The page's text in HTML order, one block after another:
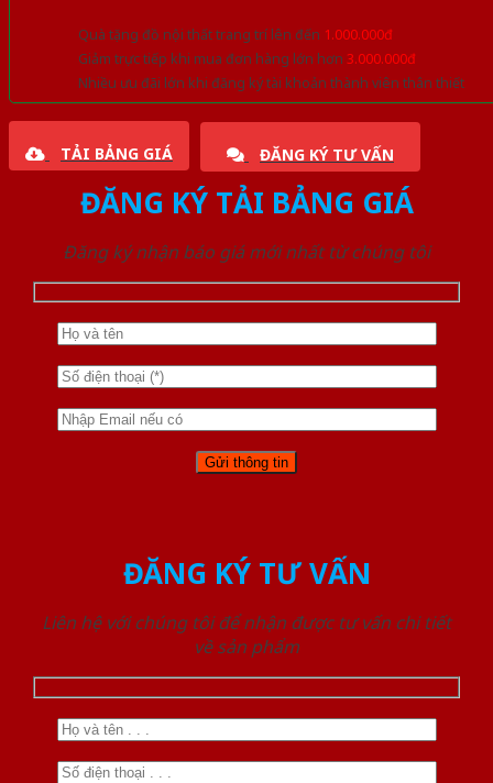
Quà tặng đồ nội thất trang trí lên đến 1.000.000đ
Giảm trực tiếp khi mua đơn hàng lớn hơn 3.000.000đ
Nhiều ưu đãi lớn khi đăng ký tài khoản thành viên thân thiết
TẢI BẢNG GIÁ ĐĂNG KÝ TƯ VẤN
ĐĂNG KÝ TẢI BẢNG GIÁ
Đăng ký nhận báo giá mới nhất từ chúng tôi
ĐĂNG KÝ TƯ VẤN
Liên hệ với chúng tôi để nhận được tư vấn chi tiết
về sản phẩm